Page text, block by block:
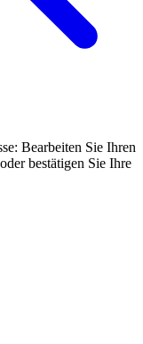
Bearbeiten Sie Ihren
bestätigen Sie Ihre